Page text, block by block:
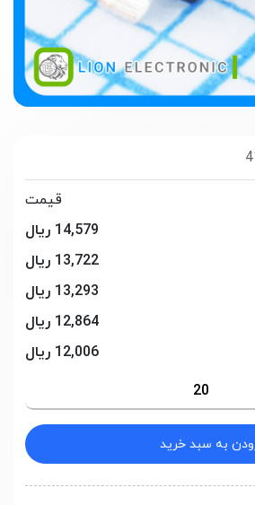
قیمت
14,579 ریال
13,722 ریال
12,864 ریال